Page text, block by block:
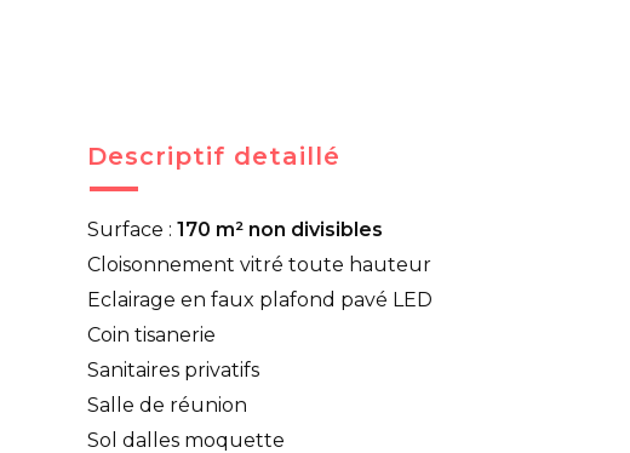
Descriptif detaillé
Surface : 170 m² non divisibles
Cloisonnement vitré toute hauteur
Eclairage en faux plafond pavé LED
Coin tisanerie
Sanitaires privatifs
Salle de réunion
Sol dalles moquette